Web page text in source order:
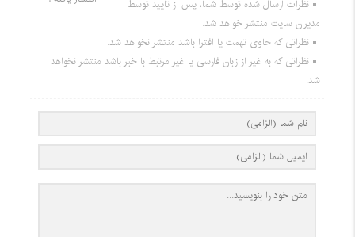
نظرات ارسال شده توسط شما، پس از تایید توسط
مدیران سایت منتشر خواهد شد.
نظراتی که حاوی تهمت یا افترا باشد منتشر نخواهد شد.
نظراتی که به غیر از زبان فارسی یا غیر مرتبط با خبر باشد منتشر نخواهد
شد.